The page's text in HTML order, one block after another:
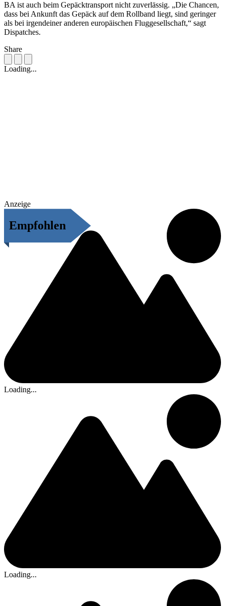
BA ist auch beim Gepäcktransport nicht zuverlässig. „Die Chancen,
dass bei Ankunft das Gepäck auf dem Rollband liegt, sind geringer
als bei irgendeiner anderen europäischen Fluggesellschaft,“ sagt
Dispatches.
Share
Loading...
Anzeige
Empfohlen
Loading...
Loading...